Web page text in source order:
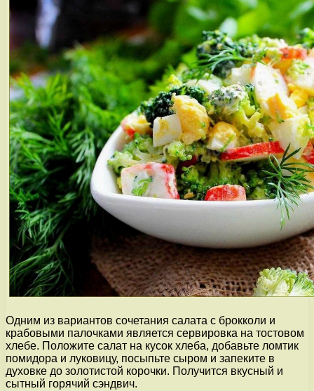
Одним из вариантов сочетания салата с брокколи и
крабовыми палочками является сервировка на тостовом
хлебе. Положите салат на кусок хлеба, добавьте ломтик
помидора и луковицу, посыпьте сыром и запеките в
духовке до золотистой корочки. Получится вкусный и
сытный горячий сэндвич.